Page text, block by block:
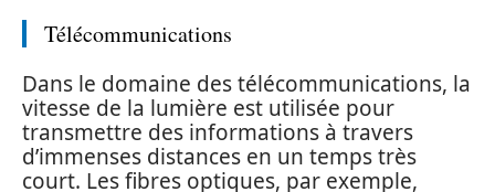
Télécommunications
Dans le domaine des télécommunications, la
vitesse de la lumière est utilisée pour
transmettre des informations à travers
d’immenses distances en un temps très
court. Les fibres optiques, par exemple,